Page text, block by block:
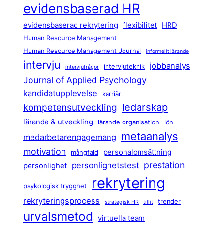
evidensbaserad HR
evidensbaserad rekrytering flexibilitet HRD
Human Resource Management
Human Resource Management Journal
informellt lärande
intervju intervjufrågor intervjuteknik jobbanalys
Journal of Applied Psychology
kandidatupplevelse karriär
kompetensutveckling ledarskap
lärande & utveckling lärande organisation lön
medarbetarengagemang metaanalys
motivation mångfald
personalomsättning
personlighet personlighetstest prestation
psykologisk trygghet rekrytering
rekryteringsprocess strategisk HR tillit trender
urvalsmetod virtuella team